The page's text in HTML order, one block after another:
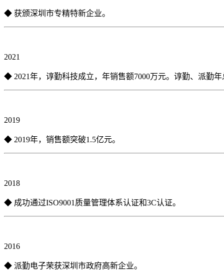
◆ 获颁深圳市专精特新企业。
2021
◆ 2021年，谆勤科技成立，年销售额7000万元。谆勤、派勤年
2019
◆ 2019年，销售额突破1.5亿元。
2018
◆ 成功通过ISO9001质量管理体系认证和3C认证。
2016
◆ 派勤电子荣获深圳市政府高新企业。